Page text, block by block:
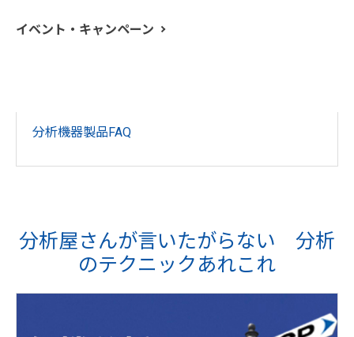
イベント・キャンペーン
分析機器製品FAQ
分析屋さんが言いたがらない 分析
のテクニックあれこれ